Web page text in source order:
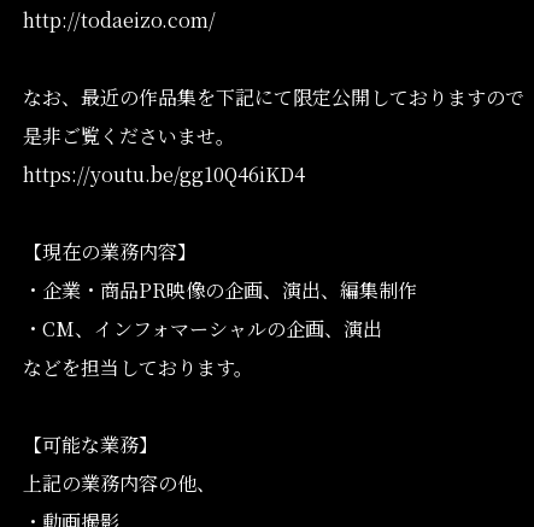
http://todaeizo.com/
なお、最近の作品集を下記にて限定公開しておりますので
是非ご覧くださいませ。
https://youtu.be/gg10Q46iKD4
【現在の業務内容】
・企業・商品PR映像の企画、演出、編集制作
・CM、インフォマーシャルの企画、演出
などを担当しております。
【可能な業務】
上記の業務内容の他、